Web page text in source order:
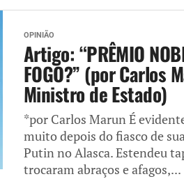
OPINIÃO
Artigo: “PRÊMIO
FOGO?” (por Carlos
Ministro de Estado)
*por Carlos Marun É
muito depois do fiasco de
Putin no Alasca. Estendeu
trocaram abraços e afagos,...